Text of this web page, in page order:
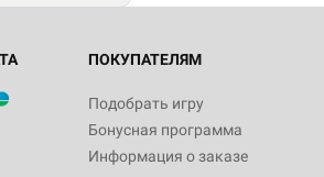
ПОКУПАТЕЛЯМ
Подобрать игру
Бонусная программа
Информация о заказе